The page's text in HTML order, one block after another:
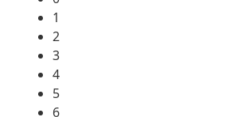
1
2
3
4
5
6